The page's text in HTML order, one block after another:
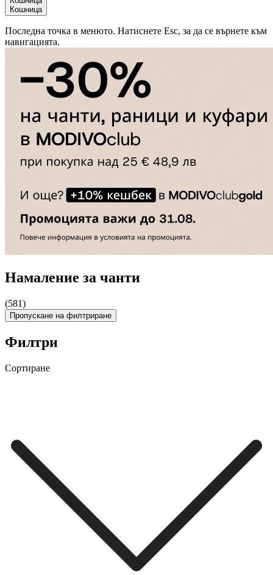
Кошница
Последна точка в менюто. Натиснете Esc, за да се върнете към
навигацията.
Намаление за чанти
(581)
Пропускане на филтриране
Филтри
Сортиране